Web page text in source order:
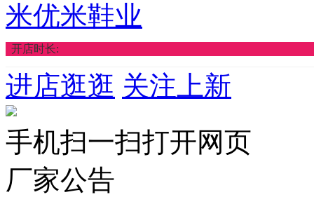
米优米鞋业
开店时长:
进店逛逛 关注上新
手机扫一扫打开网页
厂家公告